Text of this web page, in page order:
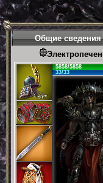
Общие сведения
5858/5858
33/33